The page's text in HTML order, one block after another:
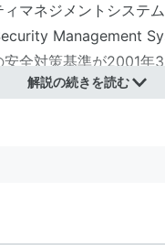
マネジメントシステ
Management
安全対策基準が2001年
年4月よりISMS適合
解説の続きを読む